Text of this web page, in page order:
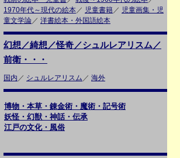
1970年代～現代の絵本／ 児童書籍／ 児童画集・児
童文学論／ 洋書絵本・外国語絵本
幻想／綺想／怪奇／シュルレアリスム／
前衛・・・
国内 ／ シュルレアリスム ／ 海外
博物・本草・錬金術・魔術・記号術
妖怪・幻獣・神話・伝承
江戸の文化・風俗